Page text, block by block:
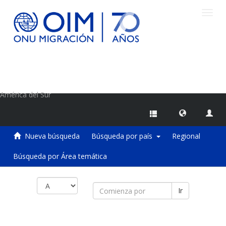
América del Sur
Nueva búsqueda Búsqueda por país Regional
Búsqueda por Área temática
Ir